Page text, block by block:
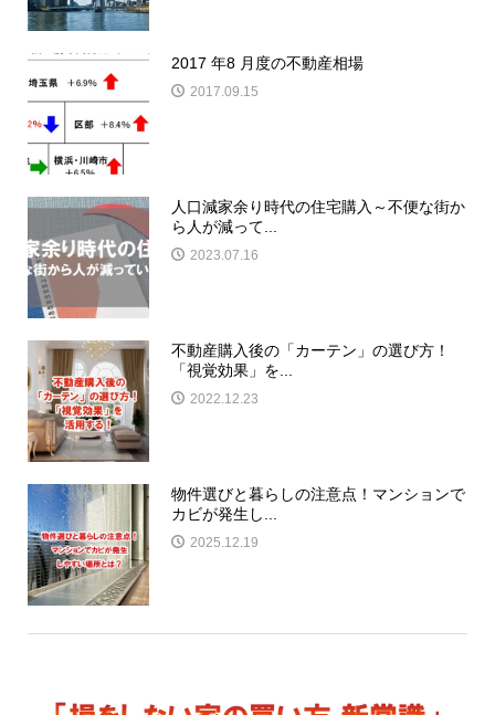
2017 年8 月度の不動産相場
2017.09.15
人口減家余り時代の住宅購入～不便な街か
ら人が減って...
2023.07.16
不動産購入後の「カーテン」の選び方！
「視覚効果」を...
2022.12.23
物件選びと暮らしの注意点！マンションで
カビが発生し...
2025.12.19